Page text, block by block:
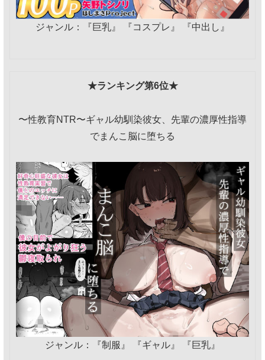
ジャンル：『巨乳』 『コスプレ』 『中出し』
★ランキング第6位★
〜性教育NTR〜ギャル幼馴染彼女、先輩の濃厚性指導
でまんこ脳に堕ちる
ジャンル：『制服』 『ギャル』 『巨乳』